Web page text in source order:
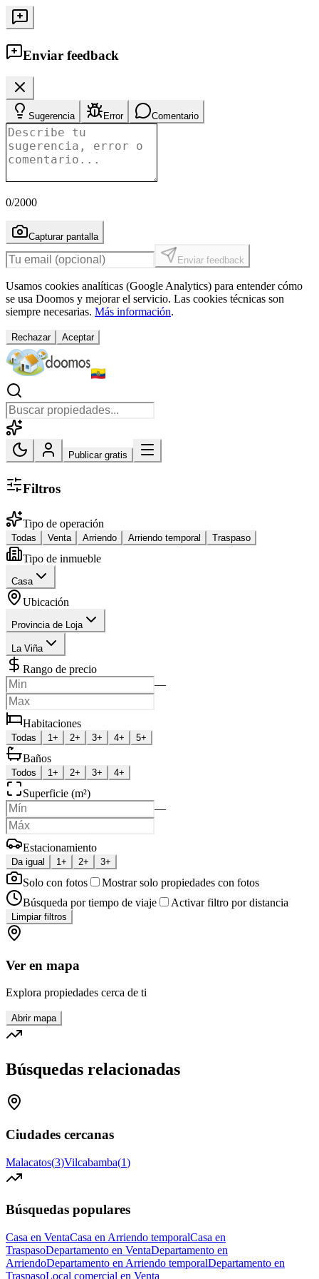
Enviar feedback
Sugerencia Error Comentario
0/2000
Capturar pantalla
Enviar feedback
Usamos cookies analíticas (Google Analytics) para entender cómo
se usa Doomos y mejorar el servicio. Las cookies técnicas son
siempre necesarias. Más información.
Rechazar Aceptar
Publicar gratis
Filtros
Tipo de operación
Todas Venta Arriendo Arriendo temporal Traspaso
Tipo de inmueble
Casa
Ubicación
Provincia de Loja
La Viña
Rango de precio
—
Habitaciones
Todas 1+ 2+ 3+ 4+ 5+
Baños
Todos 1+ 2+ 3+ 4+
Superficie (m²)
—
Estacionamiento
Da igual 1+ 2+ 3+
Solo con fotos
Mostrar solo propiedades con fotos
Búsqueda por tiempo de viaje
Activar filtro por distancia
Limpiar filtros
Ver en mapa
Explora propiedades cerca de ti
Abrir mapa
Búsquedas relacionadas
Ciudades cercanas
Malacatos(3)Vilcabamba(1)
Búsquedas populares
Casa en VentaCasa en Arriendo temporalCasa en
TraspasoDepartamento en VentaDepartamento en
ArriendoDepartamento en Arriendo temporalDepartamento en
TraspasoLocal comercial en Venta